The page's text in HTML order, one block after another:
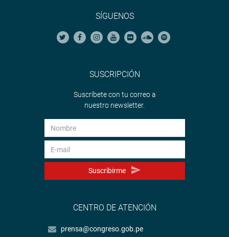
SÍGUENOS
SUSCRIPCIÓN
Suscríbete con tu correo a
nuestro newsletter.
Suscribirme
CENTRO DE ATENCIÓN
prensa@congreso.gob.pe